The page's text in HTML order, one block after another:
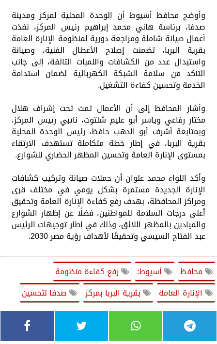
وأوضح محافظ أسيوط أن الوحدة المحلية لمركز ومدينة
صدفا، برئاسة هاني محمد إبراهيم رئيس المركز، نفذت
أعمال صيانة شاملة ومراجعة دورية لمنظومة الإنارة العامة
بقرية البربا، تضمنت إصلاح الأعطال الفنية، وصيانة
واستبدال عدد من الكشافات واللمبات التالفة، إلى جانب
التأكد من سلامة الشبكة الكهربائية لضمان استدامة
الخدمة وتحسين كفاءة التشغيل.
وأشار المحافظ إلى أن الأعمال تمت تحت إشراف هلال
مختار رفاعي وياسر أبو عليم شلتوت، نائبي رئيس المركز،
وبمتابعة أشرف أبو الدهب حافظ، رئيس الوحدة المحلية
بقرية البربا، في إطار خطة متكاملة تستهدف الارتقاء
بمستوى الإنارة العامة وتحسين المظهر الحضاري للشوارع.
وأكد اللواء محمد علوان أن حملات صيانة وتركيب كشافات
الإنارة الجديدة مستمرة بشكل يومي في مختلف قرى
ومراكز المحافظة، بهدف رفع كفاءة الإنارة العامة وتحقيق
أعلى درجات السلامة للمواطنين، فضلًا عن إظهار الشوارع
والميادين بالمظهر اللائق، وذلك في إطار توجيهات الرئيس
عبد الفتاح السيسي وتحقيقًا لأهداف رؤية مصر 2030.
محافظ أسيوط:
رفع كفاءة منظومة
الإنارة العامة
بقرية البربا بمركز صدفا لتحسين